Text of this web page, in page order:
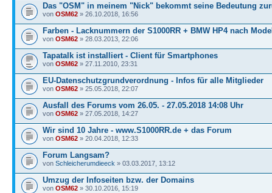
Das "OSM" in meinem "Nick" bekommt seine Bedeutung
von OSM62 » 26.10.2018, 16:56
Farben - Lacknummern der S1000RR + BMW HP4 nach
von OSM62 » 28.03.2013, 22:06
Tapatalk ist installiert - Client für Smartphones
von OSM62 » 27.11.2010, 23:31
EU-Datenschutzgrundverordnung - Infos für alle Mitglieder
von OSM62 » 25.05.2018, 22:07
Ausfall des Forums vom 26.05. - 27.05.2018 14:08 Uhr
von OSM62 » 27.05.2018, 14:27
Wir sind 10 Jahre - www.S1000RR.de + das Forum
von OSM62 » 20.04.2018, 12:33
Forum Langsam?
von Schleicherumdieeck » 03.03.2017, 13:12
Umzug der Infoseiten bzw. der Domains
von OSM62 » 30.10.2016, 15:19